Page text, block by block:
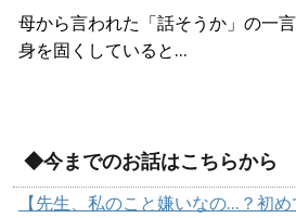
母から言われた「話そうか」の一
身を固くしていると…
◆今までのお話はこちらから
【先生、私のこと嫌いなの…？初め